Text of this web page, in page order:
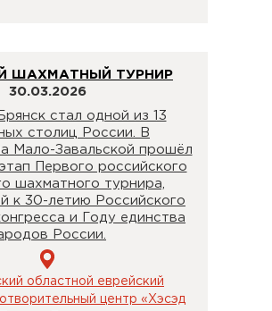
ШАХМАТНЫЙ ТУРНИР
30.03.2026
стал одной из 13
столиц России. В
Мало-Завальской прошёл
Первого российского
шахматного турнира,
к 30-летию Российского
и Году единства
России.
областной еврейский
центр «Хэсэд